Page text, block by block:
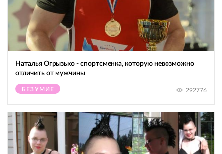
Наталья Огрызько - спортсменка, которую невозможно
отличить от мужчины
БЕЗУМИЕ 292776